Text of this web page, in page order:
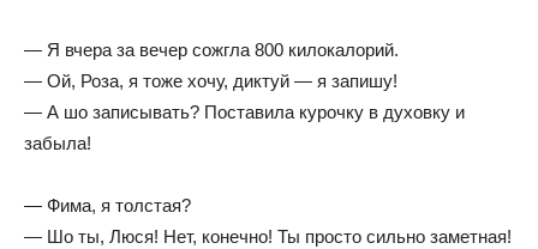
— Я вчера за вечер сожгла 800 килокалорий.
— Ой, Роза, я тоже хочу, диктуй — я запишу!
— А шо записывать? Поставила курочку в духовку и
забыла!
— Фима, я толстая?
— Шо ты, Люся! Нет, конечно! Ты просто сильно заметная!